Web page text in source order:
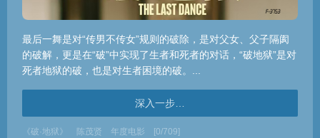
最后一舞是对“传男不传女”规则的破除，是对父女、父子隔阂
的破解，更是在“破”中实现了生者和死者的对话，“破地狱”是对
死者地狱的破，也是对生者困境的破。...
深入一步…
《破·地狱》 陈茂贤 年度电影 [0/709]